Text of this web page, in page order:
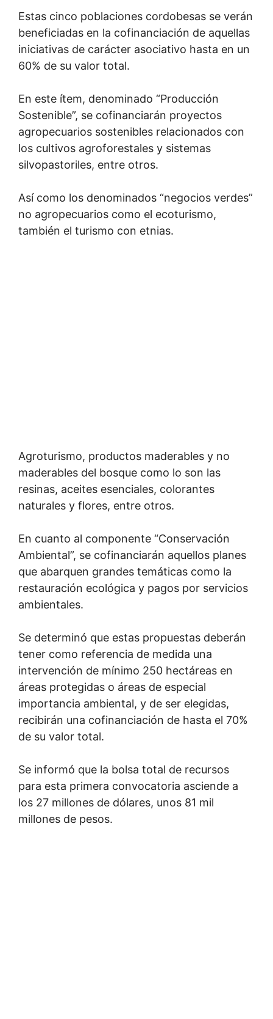
Estas cinco poblaciones cordobesas se verán
beneficiadas en la cofinanciación de aquellas
iniciativas de carácter asociativo hasta en un
60% de su valor total.
En este ítem, denominado “Producción
Sostenible”, se cofinanciarán proyectos
agropecuarios sostenibles relacionados con
los cultivos agroforestales y sistemas
silvopastoriles, entre otros.
Así como los denominados “negocios verdes”
no agropecuarios como el ecoturismo,
también el turismo con etnias.
Agroturismo, productos maderables y no
maderables del bosque como lo son las
resinas, aceites esenciales, colorantes
naturales y flores, entre otros.
En cuanto al componente “Conservación
Ambiental”, se cofinanciarán aquellos planes
que abarquen grandes temáticas como la
restauración ecológica y pagos por servicios
ambientales.
Se determinó que estas propuestas deberán
tener como referencia de medida una
intervención de mínimo 250 hectáreas en
áreas protegidas o áreas de especial
importancia ambiental, y de ser elegidas,
recibirán una cofinanciación de hasta el 70%
de su valor total.
Se informó que la bolsa total de recursos
para esta primera convocatoria asciende a
los 27 millones de dólares, unos 81 mil
millones de pesos.